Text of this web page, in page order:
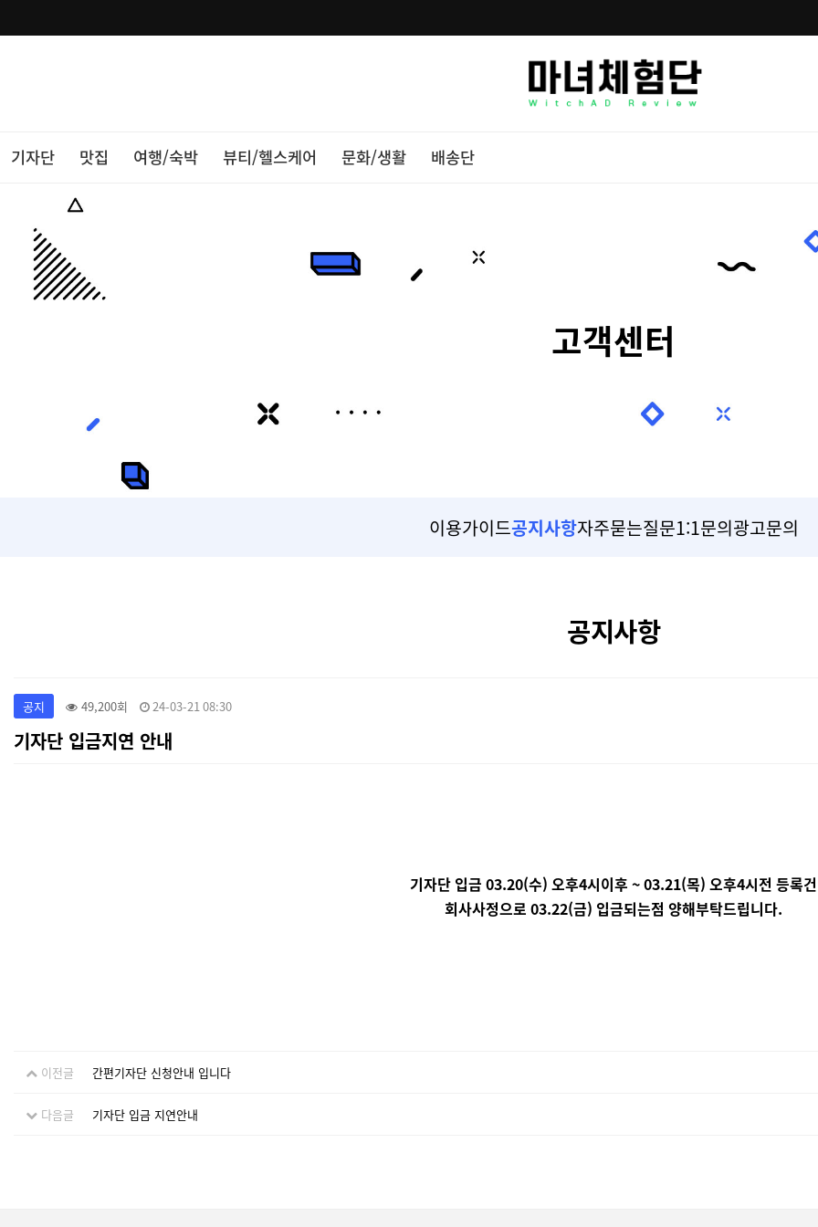
기자단 맛집 여행/숙박 뷰티/헬스케어 문화/생활 배송단
고객센터
이용가이드공지사항자주묻는질문1:1문의광고문의
공지사항
공지 49,200회 24-03-21 08:30
기자단 입금지연 안내
기자단 입금 03.20(수) 오후4시이후 ~ 03.21(목) 오후4시전 등록건
회사사정으로 03.22(금) 입금되는점 양해부탁드립니다.
이전글 간편기자단 신청안내 입니다
다음글 기자단 입금 지연안내